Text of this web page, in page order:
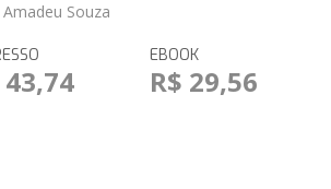
Souza
43,74
EBOOK
R$ 29,56